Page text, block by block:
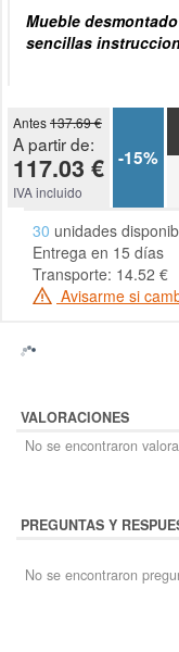
Mueble
sencillas
Antes137.69 €
A partir de:
117.03 €
IVA incluido
-15%
30 unidades
Entrega en 15 días
Transporte: 14.52 €
Avisarme si
VALORACIONES
No se encontraron
PREGUNTAS Y
No se encontraron